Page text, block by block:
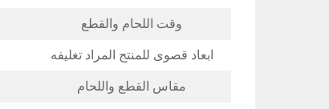
وقت اللحام والقطع
ابعاد قصوى للمنتج المراد تغليفه
مقاس القطع واللحام